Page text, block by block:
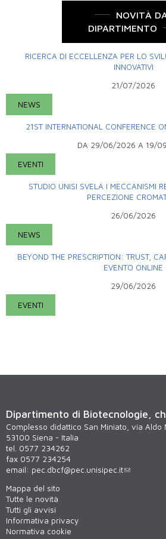
NOVITÀ
DIPARTIMENTO
RICERCA DI ECCELLENZA PER LO
INNOVATIVI
21/07/2026
NEWS
21ST INTERNATIONAL CONFERENCE
DA 29/06/2026 A 19/
EVENTI
STUDIO UNISI SVELA I MECCANISMI
PERCEZIONE
26/06/2026
NEWS
BEYOND THE PRESCRIPTION: TRUST,
EVENTO ONLINE
29/06/2026
EVENTI
Dipartimento di Biotecnologie,
Complesso didattico San Miniato, via Aldo
53100 Siena - Italia
tel. 0577 234262
fax 0577 234254
email: pec.dbcf@pec.unisipec.it
Mappa del sito
Tutte le novità
Tutti gli avvisi
Informativa privacy
Normativa cookie